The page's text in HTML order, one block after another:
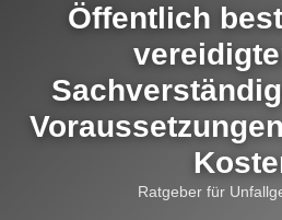
Öffentlich
Ratgeber für